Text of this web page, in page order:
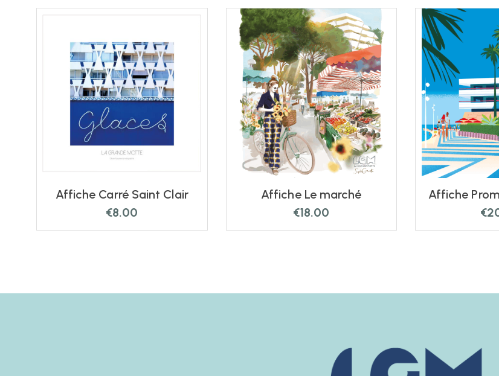
Affiche Carré Saint Clair
€8.00
Affiche Le marché
€18.00
Affiche
€